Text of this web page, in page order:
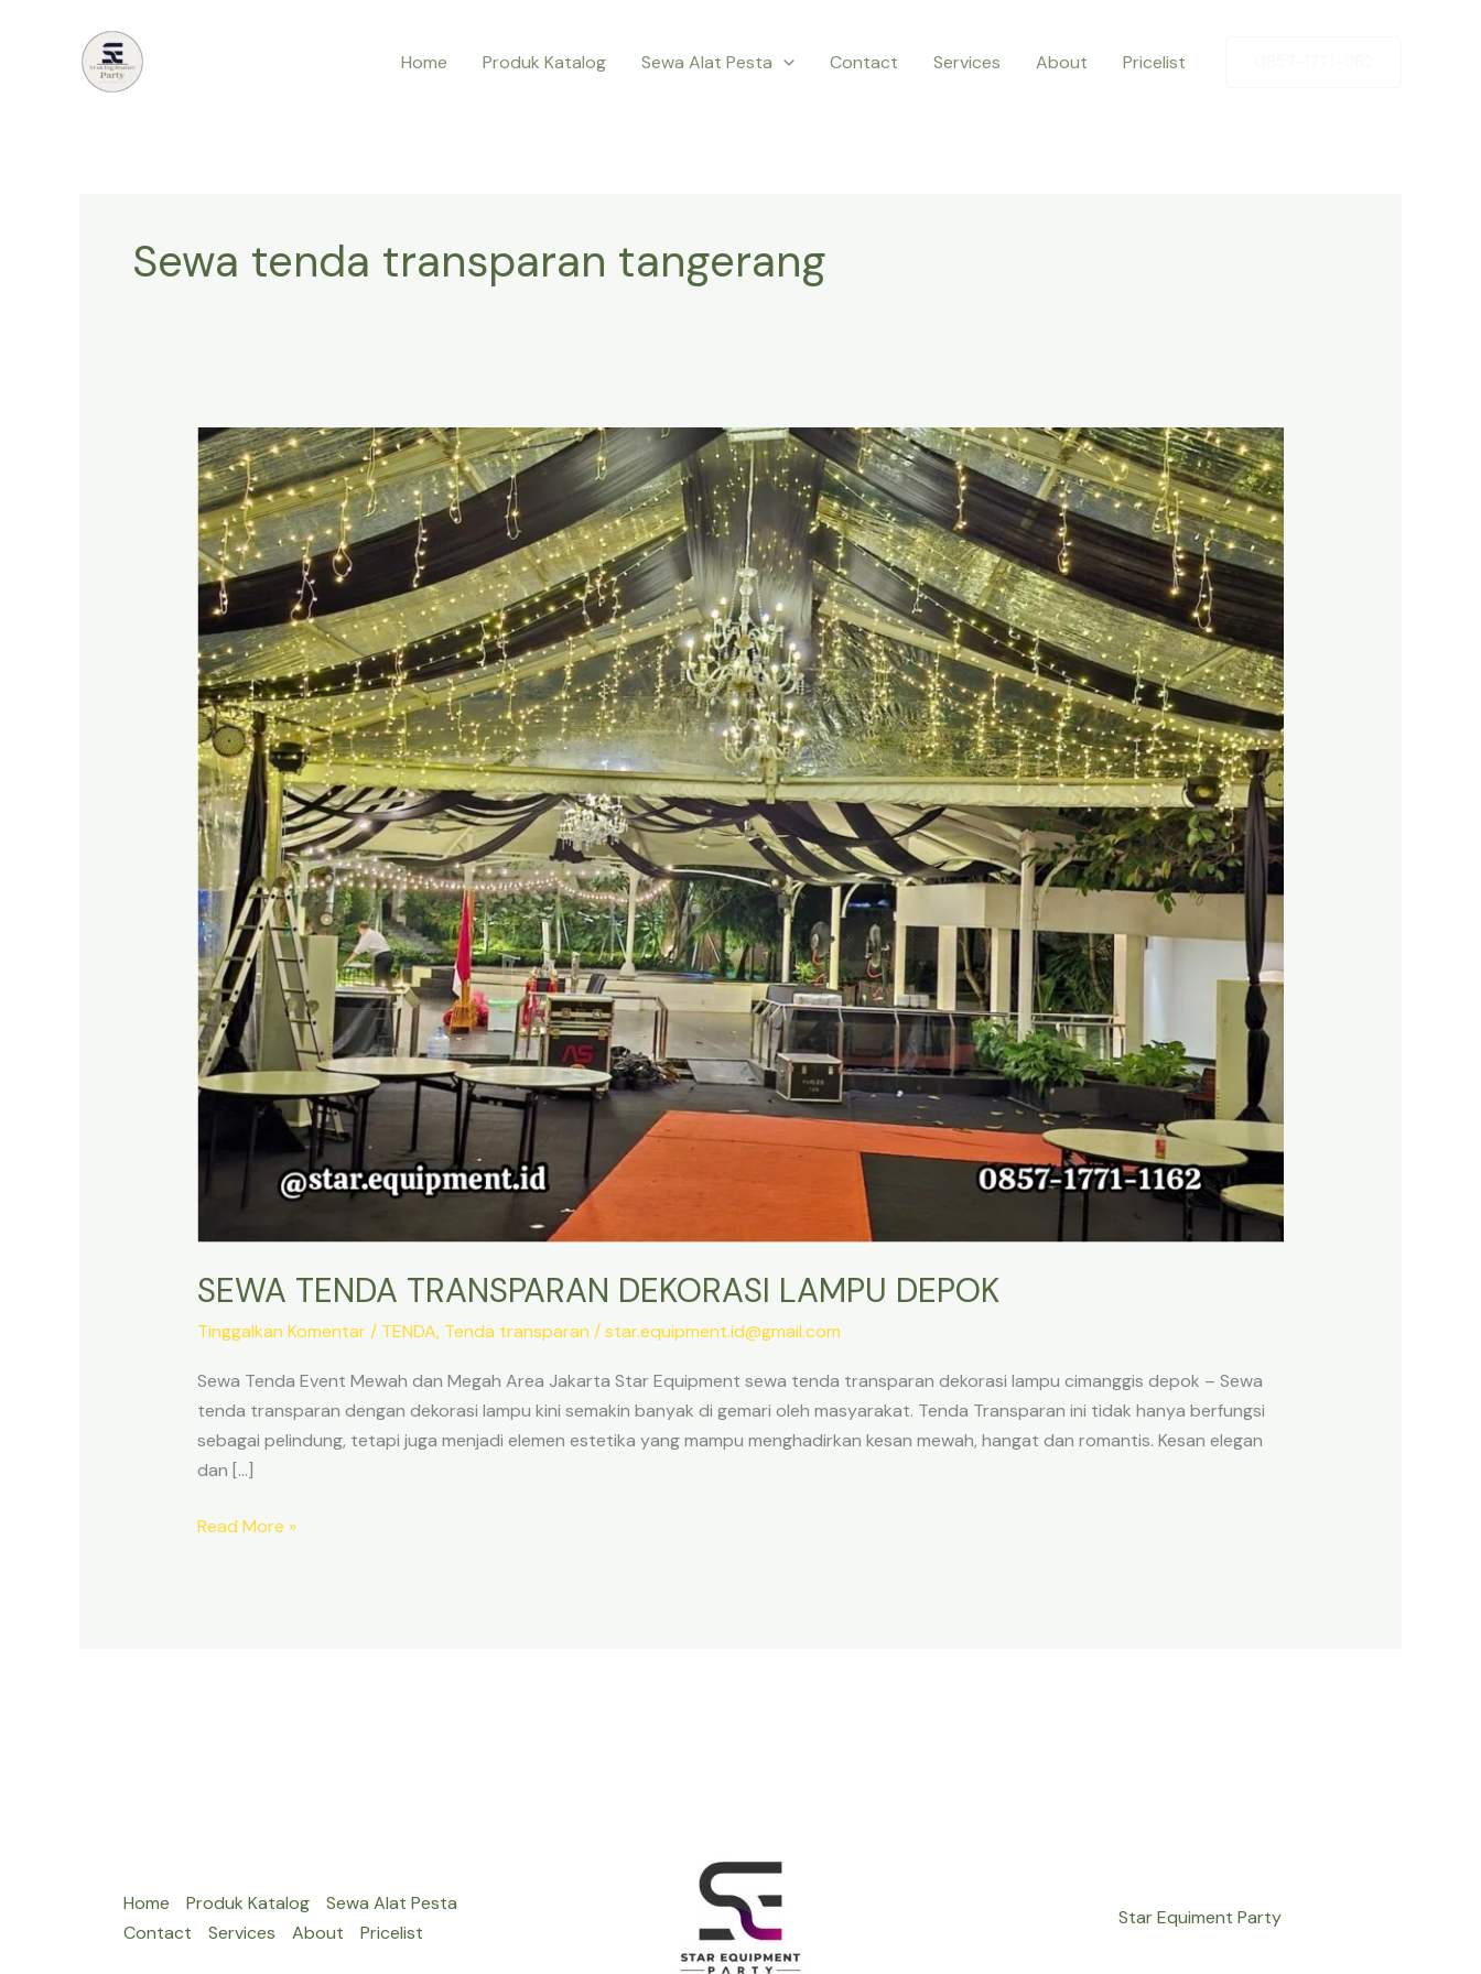
Home Produk Katalog Sewa Alat Pesta Contact Services About Pricelist
Sewa tenda transparan tangerang
SEWA TENDA TRANSPARAN DEKORASI LAMPU DEPOK
Tinggalkan Komentar / TENDA, Tenda transparan /star.equipment.id@gmail.com
Sewa Tenda Event Mewah dan Megah Area Jakarta Star Equipment sewa tenda transparan dekorasi lampu cimanggis depok – Sewa
tenda transparan dengan dekorasi lampu kini semakin banyak di gemari oleh masyarakat. Tenda Transparan ini tidak hanya berfungsi
sebagai pelindung, tetapi juga menjadi elemen estetika yang mampu menghadirkan kesan mewah, hangat dan romantis. Kesan elegan
dan […]
SEWA
Read More »
Home Produk Katalog
Sewa Alat Pesta
Contact
Services About Pricelist
Star Equiment Party